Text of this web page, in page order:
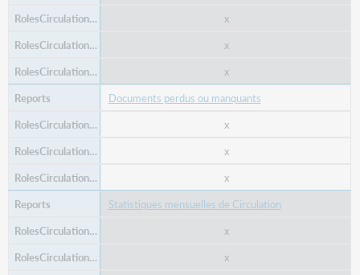
x
x
x
Documents perdus ou manquants
x
x
x
Statistiques mensuelles de Circulation
x
x